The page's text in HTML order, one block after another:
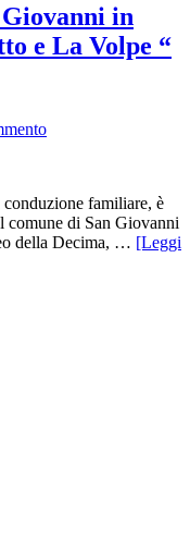
in
e La Volpe “
familiare, è
comune di San Giovanni
della Decima, … [Leggi